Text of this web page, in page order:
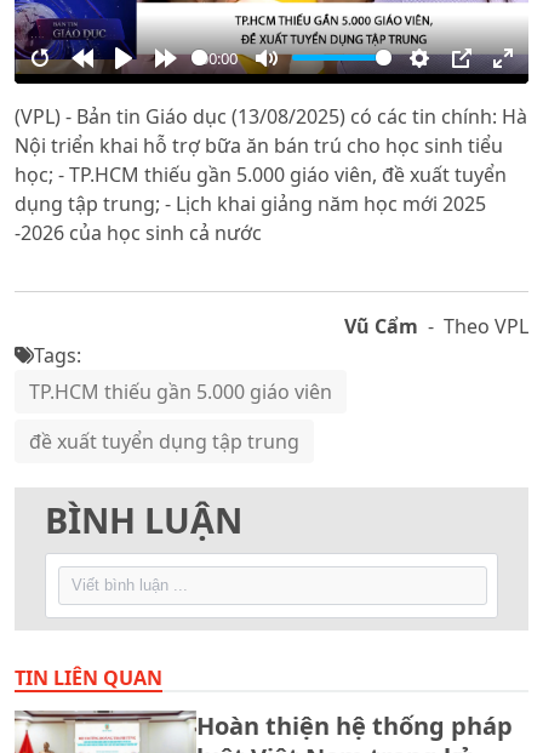
RestartRewind
10s
PlayForward
10s
00:00
Mute Settings
PIP
(VPL) - Bản tin Giáo dục (13/08/2025) có các tin chính: Hà
Nội triển khai hỗ trợ bữa ăn bán trú cho học sinh tiểu
học; - TP.HCM thiếu gần 5.000 giáo viên, đề xuất tuyển
dụng tập trung; - Lịch khai giảng năm học mới 2025
-2026 của học sinh cả nước
Vũ Cẩm - Theo VPL
Tags:
TP.HCM thiếu gần 5.000 giáo viên
đề xuất tuyển dụng tập trung
BÌNH LUẬN
TIN LIÊN QUAN
Hoàn thiện hệ thống pháp